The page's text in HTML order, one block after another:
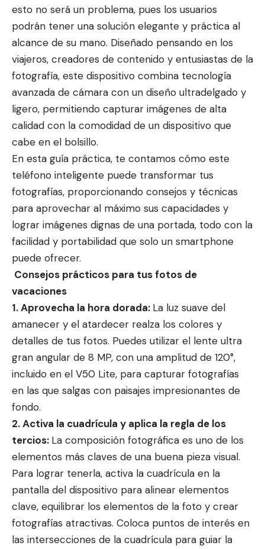
esto no será un problema, pues los usuarios
podrán tener una solución elegante y práctica al
alcance de su mano. Diseñado pensando en los
viajeros, creadores de contenido y entusiastas de la
fotografía, este dispositivo combina tecnología
avanzada de cámara con un diseño ultradelgado y
ligero, permitiendo capturar imágenes de alta
calidad con la comodidad de un dispositivo que
cabe en el bolsillo.
En esta guía práctica, te contamos cómo este
teléfono inteligente puede transformar tus
fotografías, proporcionando consejos y técnicas
para aprovechar al máximo sus capacidades y
lograr imágenes dignas de una portada, todo con la
facilidad y portabilidad que solo un smartphone
puede ofrecer.
Consejos prácticos para tus fotos de
vacaciones
1. Aprovecha la hora dorada: La luz suave del
amanecer y el atardecer realza los colores y
detalles de tus fotos. Puedes utilizar el lente ultra
gran angular de 8 MP, con una amplitud de 120°,
incluido en el V50 Lite, para capturar fotografías
en las que salgas con paisajes impresionantes de
fondo.
2. Activa la cuadrícula y aplica la regla de los
tercios: La composición fotográfica es uno de los
elementos más claves de una buena pieza visual.
Para lograr tenerla, activa la cuadrícula en la
pantalla del dispositivo para alinear elementos
clave, equilibrar los elementos de la foto y crear
fotografías atractivas. Coloca puntos de interés en
las intersecciones de la cuadrícula para guiar la